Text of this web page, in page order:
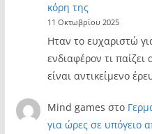
κόρη της
11 Οκτωβρίου 2025
Ηταν το ευχαριστώ
ενδιαφέρον τι
είναι αντικείμενο
Mind games στο
για ώρες σε υπόγειο